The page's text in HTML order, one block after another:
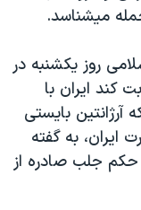
ميشناسد.
روز يکشنبه در
کند ايران با
بايستی
ايران، به گفته
حکم جلب صادره از